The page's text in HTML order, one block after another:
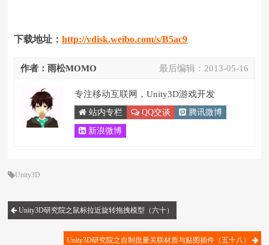
下载地址：http://vdisk.weibo.com/s/B5ac9
最后编辑： 2013-05-16
作者：雨松MOMO
专注移动互联网，Unity3D游戏开发
站内专栏 QQ交谈 腾讯微博
新浪微博
Unity3D
Unity3D研究院之鼠标拉近旋转拖拽模型（六十）
Unity3D研究院之自制批量关联材质与贴图插件（五十八）